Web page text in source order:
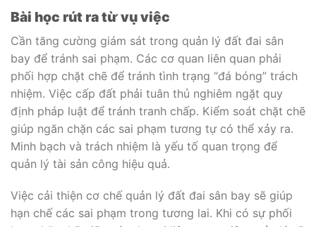
Bài học rút ra từ vụ việc
Cần tăng cường giám sát trong quản lý đất đai sân
bay để tránh sai phạm. Các cơ quan liên quan phải
phối hợp chặt chẽ để tránh tình trạng “đá bóng” trách
nhiệm. Việc cấp đất phải tuân thủ nghiêm ngặt quy
định pháp luật để tránh tranh chấp. Kiểm soát chặt chẽ
giúp ngăn chặn các sai phạm tương tự có thể xảy ra.
Minh bạch và trách nhiệm là yếu tố quan trọng để
quản lý tài sản công hiệu quả.
Việc cải thiện cơ chế quản lý đất đai sân bay sẽ giúp
hạn chế các sai phạm trong tương lai. Khi có sự phối